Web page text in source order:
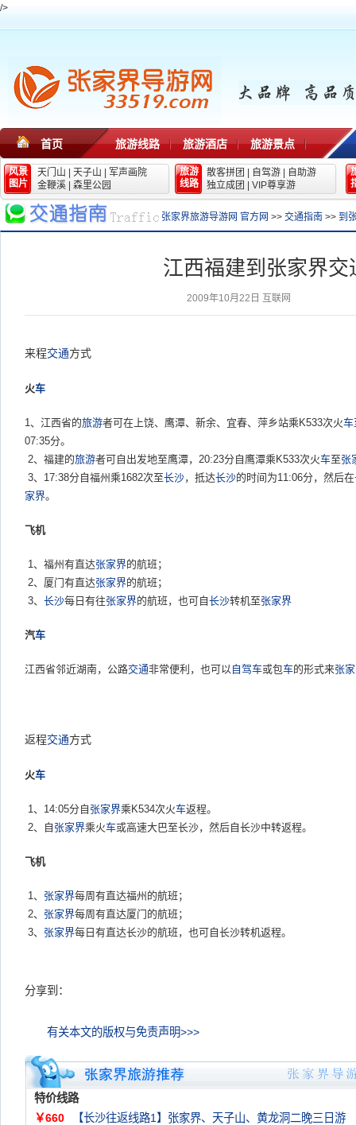
/>
首页 旅游线路 旅游酒店 旅游景点
风景
图片
天门山 天子山
军声画院
金鞭溪
森里公园
旅游
线路
散客拼团 自驾游
自助游
独立成团
VIP尊享游
张家界旅游导游网 官方网 >> 交通指南 >> 到
江西福建到张家界交
2009年10月22日 互联网
来程交通方式
火车
1、江西省的旅游者可在上饶、鹰潭、新余、宜春、萍乡站乘K533次火车
07:35分。
2、福建的旅游者可自出发地至鹰潭，20:23分自鹰潭乘K533次火车至张
3、17:38分自福州乘1682次至长沙，抵达长沙的时间为11:06分，然后在
家界。
飞机
1、福州有直达张家界的航班；
2、厦门有直达张家界的航班；
3、 长沙每日有往张家界的航班，也可自长沙转机至张家界
汽车
江西省邻近湖南，公路交通非常便利，也可以 自驾车或包车的形式来张
返程交通方式
火车
1、14:05分自 张家界乘K534次火车返程。
2、自 张家界乘火车或高速大巴至长沙，然后自长沙中转返程。
飞机
1、 张家界每周有直达福州的航班；
2、 张家界每周有直达厦门的航班；
3、 张家界每日有直达长沙的航班，也可自长沙转机返程。
分享到：
有关本文的版权与免责声明>>>
特价线路
￥660
【长沙往返线路1】张家界、天子山、黄龙洞二晚三日游